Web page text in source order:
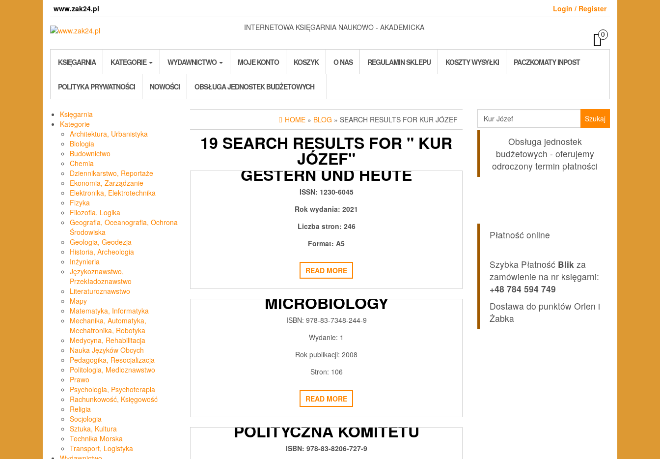
www.zak24.pl
Login / Register
INTERNETOWA KSIĘGARNIA NAUKOWO - AKADEMICKA
0
KSIĘGARNIA KATEGORIE WYDAWNICTWO MOJE KONTO KOSZYK O NAS REGULAMIN SKLEPU KOSZTY WYSYŁKI PACZKOMATY INPOST
POLITYKA PRYWATNOŚCI NOWOŚCI OBSŁUGA JEDNOSTEK BUDŻETOWYCH
Księgarnia
Kategorie
Architektura, Urbanistyka
Biologia
Budownictwo
Chemia
Dziennikarstwo, Reportaże
Ekonomia, Zarządzanie
Elektronika, Elektrotechnika
Fizyka
Filozofia, Logika
Geografia, Oceanografia, Ochrona
Środowiska
Geologia, Geodezja
Historia, Archeologia
Inżynieria
Językoznawstwo,
Przekładoznawstwo
Literaturoznawstwo
Mapy
Matematyka, Informatyka
Mechanika, Automatyka,
Mechatronika, Robotyka
Medycyna, Rehabilitacja
Nauka Języków Obcych
Pedagogika, Resocjalizacja
Politologia, Medioznawstwo
Prawo
Psychologia, Psychoterapia
Rachunkowość, Księgowość
Religia
Socjologia
Sztuka, Kultura
Technika Morska
Transport, Logistyka
HOME » BLOG » SEARCH RESULTS FOR KUR JÓZEF
19 SEARCH RESULTS FOR " KUR
JÓZEF"
TEXT- UND DISKURSWELTEN
GESTERN UND HEUTE
2021-11-04 ADMIN3992
ISSN: 1230-6045
Rok wydania: 2021
Liczba stron: 246
Format: A5
READ MORE
LABORATORY EXERCISES IN
MICROBIOLOGY
2018-02-28 ADMIN3992 0
ISBN: 978-83-7348-244-9
Wydanie: 1
Rok publikacji: 2008
Stron: 106
READ MORE
RÓWNOŚĆ, WOLNOŚĆ,
SOLIDARNOŚĆ MYŚL
POLITYCZNA KOMITETU
OBRONY ROBOTNIKÓW
ISBN: 978-83-8206-727-9
Szukaj:
Obsługa jednostek
budżetowych - oferujemy
odroczony termin płatności
Płatność online
Szybka Płatność Blik za
zamówienie na nr księgarni:
+48 784 594 749
Dostawa do punktów Orlen i
Żabka